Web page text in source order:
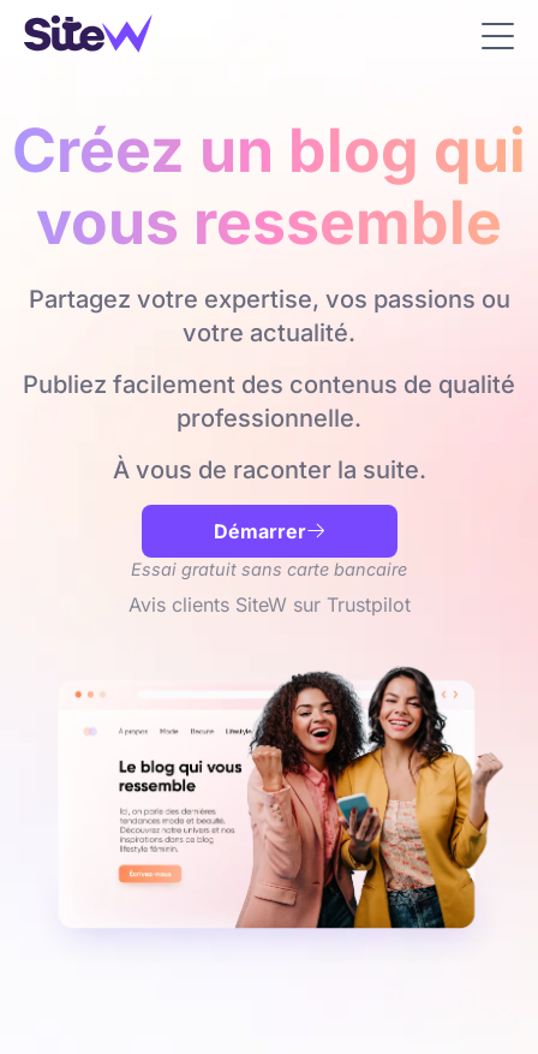
Créez un blog qui
vous ressemble
Partagez votre expertise, vos passions ou
votre actualité.
Publiez facilement des contenus de qualité
professionnelle.
À vous de raconter la suite.

Démarrer
Essai gratuit sans carte bancaire
Avis clients SiteW sur Trustpilot